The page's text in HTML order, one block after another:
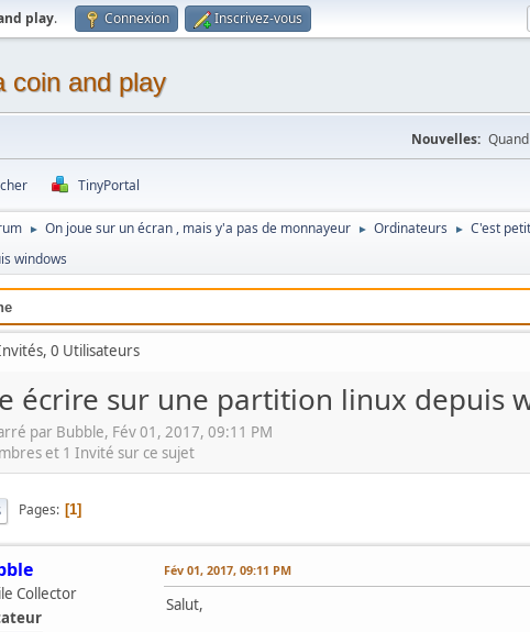
play. Connexion Inscrivez-vous
coin and play
Nouvelles:
TinyPortal
► On joue sur un écran , mais y'a pas de monnayeur ► Ordinateurs ► C'est
windows
0 Utilisateurs
écrire sur une partition linux depuis
par Bubble, Fév 01, 2017, 09:11 PM
et 1 Invité sur ce sujet
Pages 1
Collector
Fév 01, 2017, 09:11 PM
Salut,